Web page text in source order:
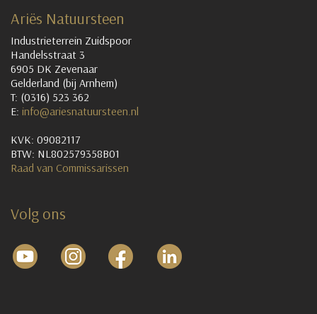
Ariës Natuursteen
Industrieterrein Zuidspoor
Handelsstraat 3
6905 DK Zevenaar
Gelderland (bij Arnhem)
T: (0316) 523 362
E: info@ariesnatuursteen.nl
KVK: 09082117
BTW: NL802579358B01
Raad van Commissarissen
Volg ons